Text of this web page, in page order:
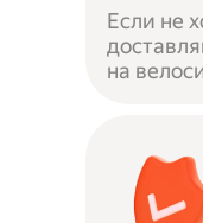
Если не
на